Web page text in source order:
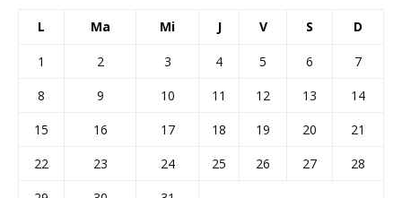
L Ma Mi J V S D
1 2 3 4 5 6
7
8
9 10 11 12 13
14
15
16 17 18 19 20
21
22
23 24 25 26 27
28